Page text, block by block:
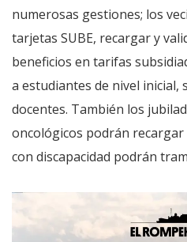
numerosas gestiones; los
tarjetas SUBE, recargar y
beneficios en tarifas
a estudiantes de nivel inicial,
docentes. También los
oncológicos podrán
con discapacidad podrán